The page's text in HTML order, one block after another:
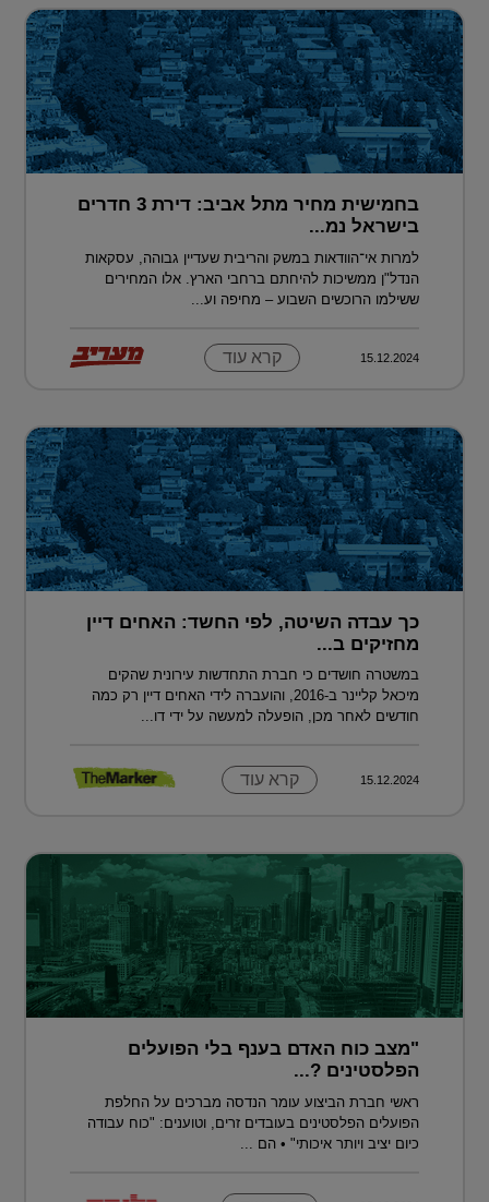
בחמישית מחיר מתל אביב: דירת 3 חדרים
בישראל נמ...
למרות אי־הוודאות במשק והריבית שעדיין גבוהה, עסקאות
הנדל"ן ממשיכות להיחתם ברחבי הארץ. אלו המחירים
ששילמו הרוכשים השבוע – מחיפה וע...
15.12.2024 קרא עוד
כך עבדה השיטה, לפי החשד: האחים דיין
מחזיקים ב...
במשטרה חושדים כי חברת התחדשות עירונית שהקים
מיכאל קליינר ב-2016, והועברה לידי האחים דיין רק כמה
חודשים לאחר מכן, הופעלה למעשה על ידי דו...
15.12.2024 קרא עוד
"מצב כוח האדם בענף בלי הפועלים
הפלסטינים ?...
ראשי חברת הביצוע עומר הנדסה מברכים על החלפת
הפועלים הפלסטינים בעובדים זרים, וטוענים: "כוח עבודה
כיום יציב ויותר איכותי" • הם ...